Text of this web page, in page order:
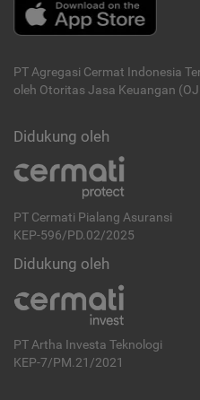
PT Agregasi Cermat Indonesia
oleh Otoritas Jasa Keuangan
Didukung oleh
PT Cermati Pialang Asuransi
KEP-596/PD.02/2025
Didukung oleh
PT Artha Investa Teknologi
KEP-7/PM.21/2021